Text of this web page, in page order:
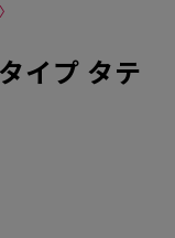
イプ タテ